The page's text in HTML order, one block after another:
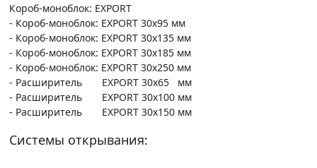
Короб-моноблок: EXPORT
- Короб-моноблок: EXPORT 30х95 мм
- Короб-моноблок: EXPORT 30х135 мм
- Короб-моноблок: EXPORT 30х185 мм
- Короб-моноблок: EXPORT 30х250 мм
- Расширитель EXPORT 30х65 мм
- Расширитель EXPORT 30х100 мм
- Расширитель EXPORT 30х150 мм
Системы открывания: